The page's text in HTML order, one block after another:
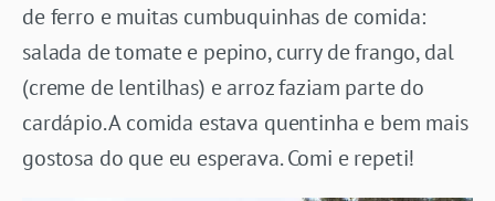
de ferro e muitas cumbuquinhas de comida:
salada de tomate e pepino, curry de frango, dal
(creme de lentilhas) e arroz faziam parte do
cardápio. A comida estava quentinha e bem mais
gostosa do que eu esperava. Comi e repeti!